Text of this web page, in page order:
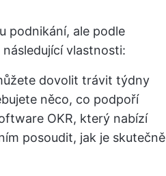
podnikání, ale podle
následující vlastnosti:
dovolit trávit týdny
něco, co podpoří
OKR, který nabízí
posoudit, jak je skutečně